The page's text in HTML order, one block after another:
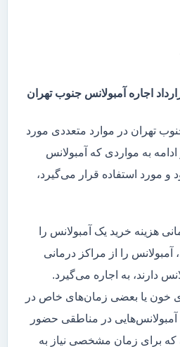
اجاره آمبولانس جنوب تهران
تهران در موارد متعددی مورد
به مواردی که آمبولانس
مورد استفاده قرار می‌گیرد،
هزینه خرید یک آمبولانس را
آمبولانس را از مراکز درمانی
دارند، به اجاره می‌گیرد.
خون یا بعضی زمان‌های خاص در
در مناطقی حضور
که برای زمان مشخصی نیاز به